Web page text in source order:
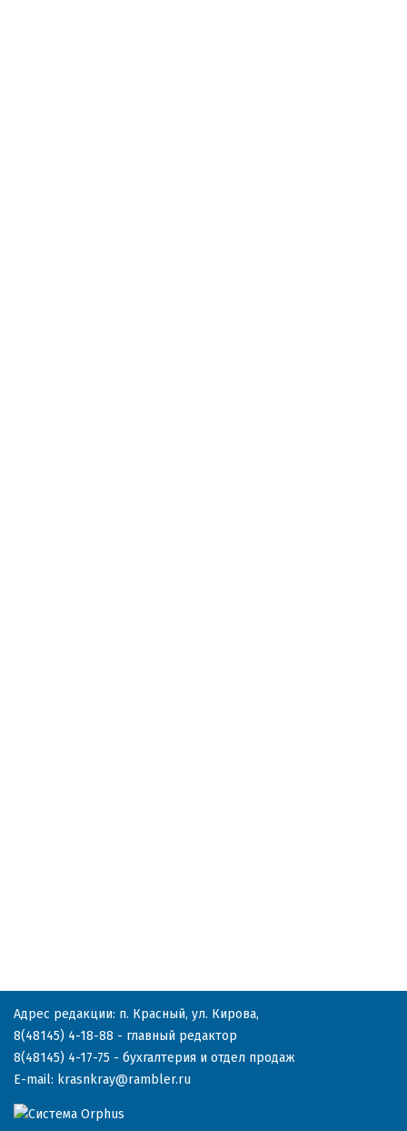
Адрес редакции: п. Красный, ул. Кирова,
8(48145) 4-18-88 - главный редактор
8(48145) 4-17-75 - бухгалтерия и отдел продаж
E-mail: krasnkray@rambler.ru